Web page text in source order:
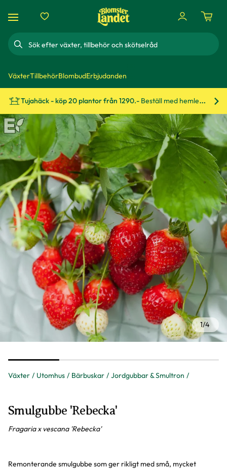
Sök
VäxterTillbehörBlombudErbjudanden
Tujahäck - köp 20 plantor från 1290.- Beställ med hemleverans!
Växter Utomhus Bärbuskar Jordgubbar & Smultron
1/4
Smulgubbe 'Rebecka'
Fragaria x vescana 'Rebecka'
Remonterande smulgubbe som ger rikligt med små, mycket